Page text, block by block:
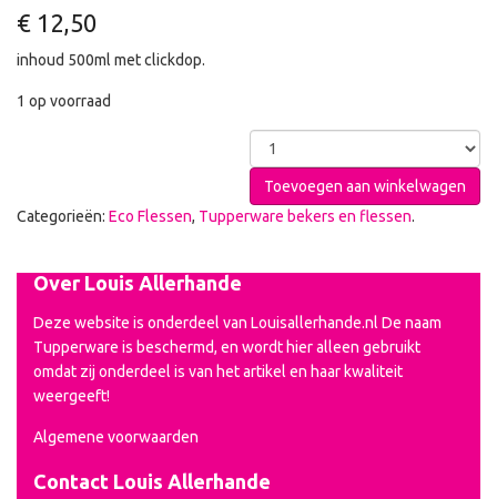
€ 12,50
inhoud 500ml met clickdop.
1 op voorraad
Toevoegen aan winkelwagen
Categorieën: Eco Flessen, Tupperware bekers en flessen.
Over Louis Allerhande
Deze website is onderdeel van Louisallerhande.nl De naam
Tupperware is beschermd, en wordt hier alleen gebruikt
omdat zij onderdeel is van het artikel en haar kwaliteit
weergeeft!
Algemene voorwaarden
Contact Louis Allerhande